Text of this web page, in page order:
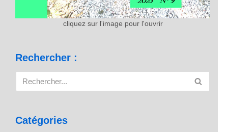
cliquez sur l'image pour l'ouvrir
Rechercher :
Catégories